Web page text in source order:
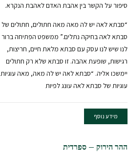
סיפור על הקשר בין אהבת האדם לאהבת הנקרא.
“סבתא לאה יש לה מאה מאה חתולים, חתולים של
סבתא לאה בחיקה נתלים.” ממשפט הפתיחה ברור
לנו שיש לנו עסק עם סבתא מלאת חיים, חריצות,
רגישות, שופעת אהבה. זו סבתא שלא רק חתולים
יימשכו אליה. “סבתא לאה יש לה מאה, מאה עוגיות.
עוגיות של סבתא לאה עונג לפיות
מידע נוסף
ההר הירוק – ספרדית